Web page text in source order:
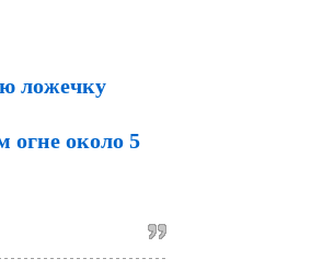
ложечку
огне около 5